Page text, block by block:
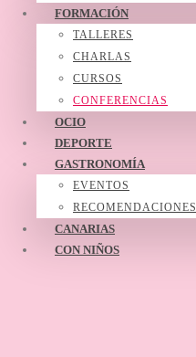
FORMACIÓN
TALLERES
CHARLAS
CURSOS
CONFERENCIAS
OCIO
DEPORTE
GASTRONOMÍA
EVENTOS
RECOMENDACIONES
CANARIAS
CON NIÑOS